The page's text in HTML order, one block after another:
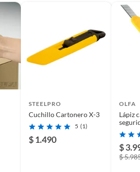
STEELPRO
Cuchillo Cartonero X-3
5 (1)
$ 1.490
OLFA
Lápiz
9 mm
$
$